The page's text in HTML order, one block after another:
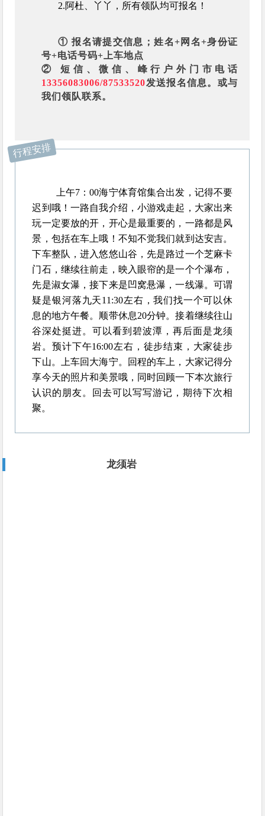
2.阿杜、丫丫，所有领队均可报名！
① 报名请提交信息；姓名+网名+身份证
号+电话号码+上车地点
② 短信、微信、峰行户外门市电话
13356083006/87533520发送报名信息。或与
我们领队联系。
行程安排
上午7：00海宁体育馆集合出发，记得不要
迟到哦！一路自我介绍，小游戏走起，大家出来
玩一定要放的开，开心是最重要的，一路都是风
景，包括在车上哦！不知不觉我们就到达安吉。
下车整队，进入悠悠山谷，先是路过一个芝麻卡
门石，继续往前走，映入眼帘的是一个个瀑布，
先是淑女瀑，接下来是凹窝悬瀑，一线瀑。可谓
疑是银河落九天11:30左右，我们找一个可以休
息的地方午餐。顺带休息20分钟。接着继续往山
谷深处挺进。可以看到碧波潭，再后面是龙须
岩。预计下午16:00左右，徒步结束，大家徒步
下山。上车回大海宁。回程的车上，大家记得分
享今天的照片和美景哦，同时回顾一下本次旅行
认识的朋友。回去可以写写游记，期待下次相
聚。
龙须岩